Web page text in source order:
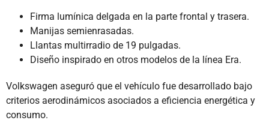
Firma lumínica delgada en la parte frontal y trasera.
Manijas semienrasadas.
Llantas multirradio de 19 pulgadas.
Diseño inspirado en otros modelos de la línea Era.
Volkswagen aseguró que el vehículo fue desarrollado bajo
criterios aerodinámicos asociados a eficiencia energética y
consumo.